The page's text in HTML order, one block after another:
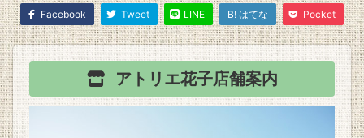
Facebook Tweet LINE B! はてな Pocket
アトリエ花子店舗案内